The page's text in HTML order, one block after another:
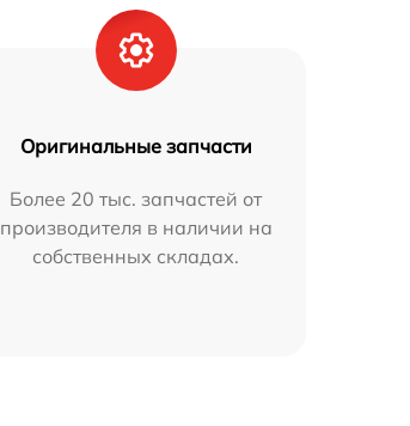
Оригинальные запчасти
Более 20 тыс. запчастей от
производителя в наличии на
собственных складах.